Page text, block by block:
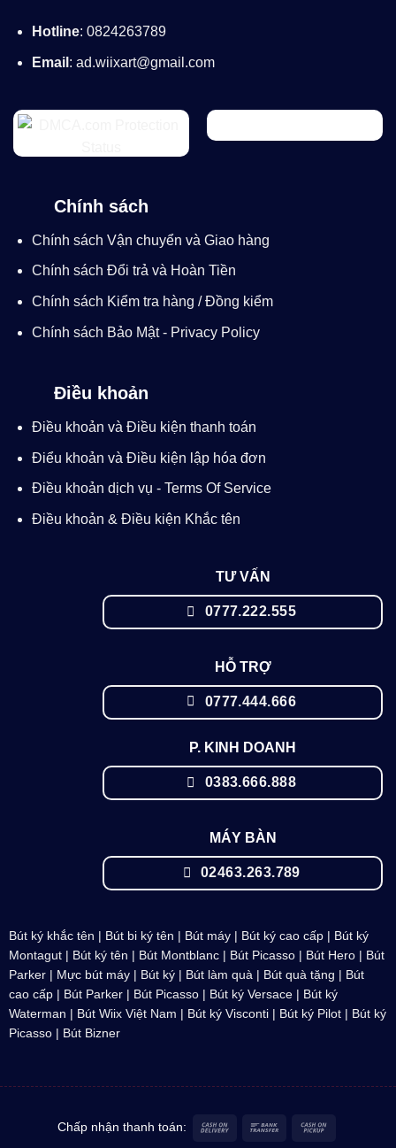
Hotline: 0824263789
Email : ad.wiixart@gmail.com
Chính sách
Chính sách Vận chuyển và Giao hàng
Chính sách Đổi trả và Hoàn Tiền
Chính sách Kiểm tra hàng / Đồng kiểm
Chính sách Bảo Mật - Privacy Policy
Điều khoản
Điều khoản và Điều kiện thanh toán
Điểu khoản và Điều kiện lập hóa đơn
Điều khoản dịch vụ - Terms Of Service
Điều khoản & Điều kiện Khắc tên
TƯ VẤN
0777.222.555
HỖ TRỢ
0777.444.666
P. KINH DOANH
0383.666.888
MÁY BÀN
02463.263.789
Bút ký khắc tên | Bút bi ký tên | Bút máy| Bút ký cao cấp| Bút ký
Montagut| Bút ký tên | Bút Montblanc| Bút Picasso | Bút Hero| Bút
Parker| Mực bút máy| Bút ký | Bút làm quà | Bút quà tặng | Bút
cao cấp | Bút Parker| Bút Picasso | Bút ký Versace| Bút ký
Waterman | Bút Wiix Việt Nam | Bút ký Visconti | Bút ký Pilot| Bút ký
Picasso| Bút Bizner
Chấp nhận thanh toán:
Cash
Bank